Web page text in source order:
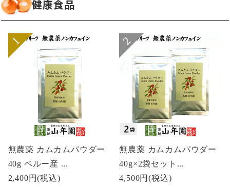
健康食品
無農薬 カムカムパウダー
40g ペルー産 ...
2,400円(税込)
無農薬 カムカムパウダー
40g×2袋セット...
4,500円(税込)